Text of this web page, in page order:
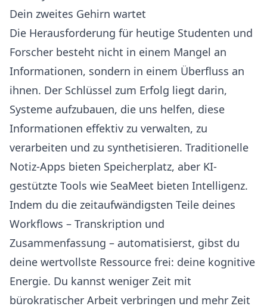
Dein zweites Gehirn wartet
Die Herausforderung für heutige Studenten und
Forscher besteht nicht in einem Mangel an
Informationen, sondern in einem Überfluss an
ihnen. Der Schlüssel zum Erfolg liegt darin,
Systeme aufzubauen, die uns helfen, diese
Informationen effektiv zu verwalten, zu
verarbeiten und zu synthetisieren. Traditionelle
Notiz-Apps bieten Speicherplatz, aber KI-
gestützte Tools wie SeaMeet bieten Intelligenz.
Indem du die zeitaufwändigsten Teile deines
Workflows – Transkription und
Zusammenfassung – automatisierst, gibst du
deine wertvollste Ressource frei: deine kognitive
Energie. Du kannst weniger Zeit mit
bürokratischer Arbeit verbringen und mehr Zeit